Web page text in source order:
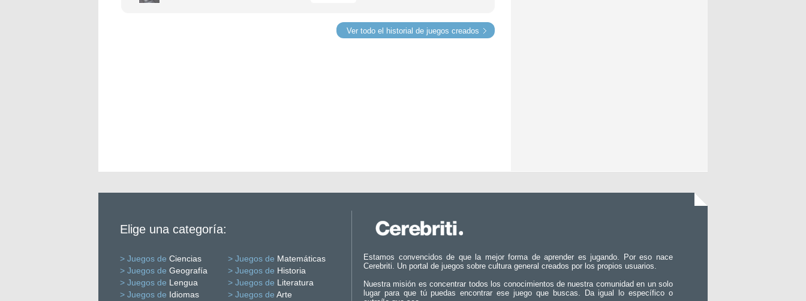
Ver todo el historial de juegos creados
Elige una categoría:
> Juegos de Ciencias > Juegos de Matemáticas
> Juegos de Geografía > Juegos de Historia
> Juegos de Lengua > Juegos de Literatura
> Juegos de Idiomas > Juegos de Arte
Estamos convencidos de que la mejor forma de aprender es jugando. Por eso nace
Cerebriti. Un portal de juegos sobre cultura general creados por los propios usuarios.
Nuestra misión es concentrar todos los conocimientos de nuestra comunidad en un solo
lugar para que tú puedas encontrar ese juego que buscas. Da igual lo específico o